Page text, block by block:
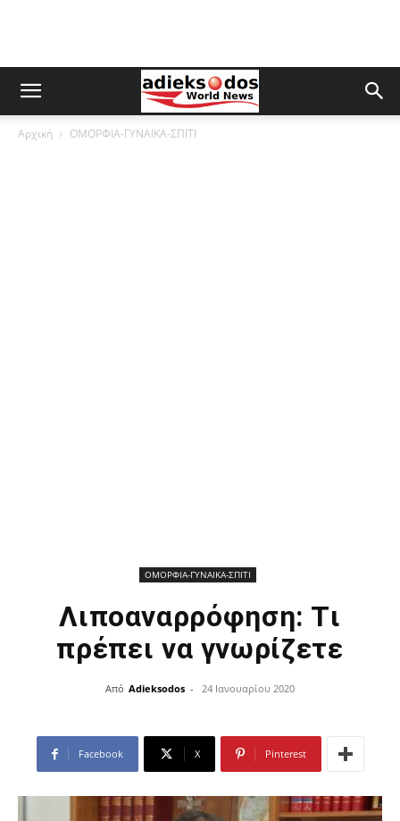
Αρχική ΟΜΟΡΦΙΑ-ΓΥΝΑΙΚΑ-ΣΠΙΤΙ
ΟΜΟΡΦΙΑ-ΓΥΝΑΙΚΑ-ΣΠΙΤΙ
Λιποαναρρόφηση: Tι
πρέπει να γνωρίζετε
Από Adieksodos - 24 Ιανουαρίου 2020
Facebook X Pinterest